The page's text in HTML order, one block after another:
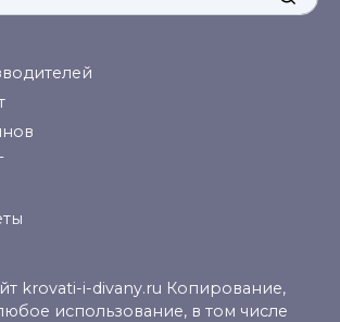
krovati-i-divany.ru Копирование,
использование, в том числе